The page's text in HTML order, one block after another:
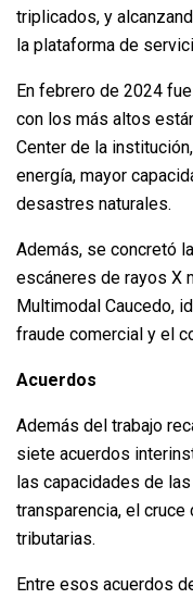
triplicados, y
la plataforma de
En febrero de 2024
con los más altos
Center de la
energía, mayor
desastres naturales.
Además, se concretó
escáneres de rayos X
Multimodal Caucedo,
fraude comercial y el
Acuerdos
Además del trabajo
siete acuerdos
las capacidades de
transparencia, el
tributarias.
Entre esos acuerdos